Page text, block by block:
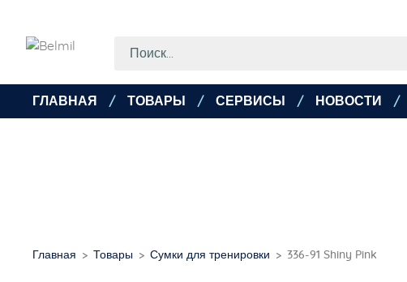
ГЛАВНАЯ ТОВАРЫ СЕРВИСЫ НОВОСТИ
Главная Товары Сумки для тренировки 336-91 Shiny Pink